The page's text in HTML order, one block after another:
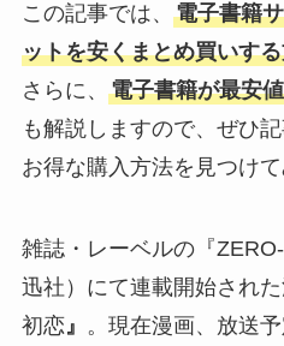
この記事では、 電子書籍
ットを安くまとめ買いす
さらに、 電子書籍が最安
も解説しますので、ぜひ
お得な購入方法を見つけて
雑誌・レーベルの『
迅社）にて連載開始され
初恋』 。現在漫画、放送